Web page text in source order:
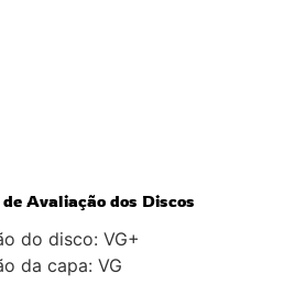
Avaliação dos Discos
do disco: VG+
da capa: VG